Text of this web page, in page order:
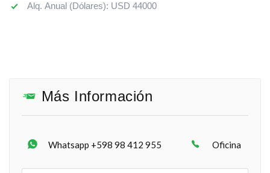
Alq. Anual (Dólares): USD 44000
Más Información
Whatsapp +598 98 412 955 Oficina